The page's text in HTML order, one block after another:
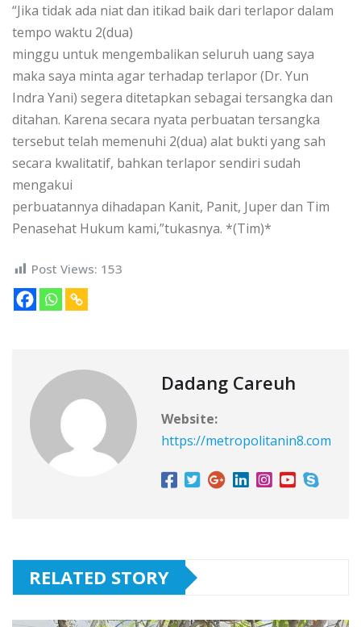
“Jika tidak ada niat dan itikad baik dari terlapor dalam
tempo waktu 2(dua)
minggu untuk mengembalikan seluruh uang saya
maka saya minta agar terhadap terlapor (Dr. Yun
Indra Yani) segera ditetapkan sebagai tersangka dan
ditahan. Karena secara nyata perbuatan tersangka
tersebut telah memenuhi 2(dua) alat bukti yang sah
secara kwalitatif, bahkan terlapor sendiri sudah
mengakui
perbuatannya dihadapan Kanit, Panit, Juper dan Tim
Penasehat Hukum kami,”tukasnya. *(Tim)*
Post Views: 153
Dadang Careuh
Website:
https://metropolitanin8.com
RELATED STORY